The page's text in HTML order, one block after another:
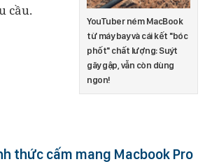
YouTuber ném MacBook
từ máy bay và cái kết "bóc
phốt" chất lượng: Suýt
gãy gập, vẫn còn dùng
ngon!
cầu.
thức cấm mang Macbook Pro